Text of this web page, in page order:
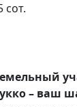
сот.
– ваш